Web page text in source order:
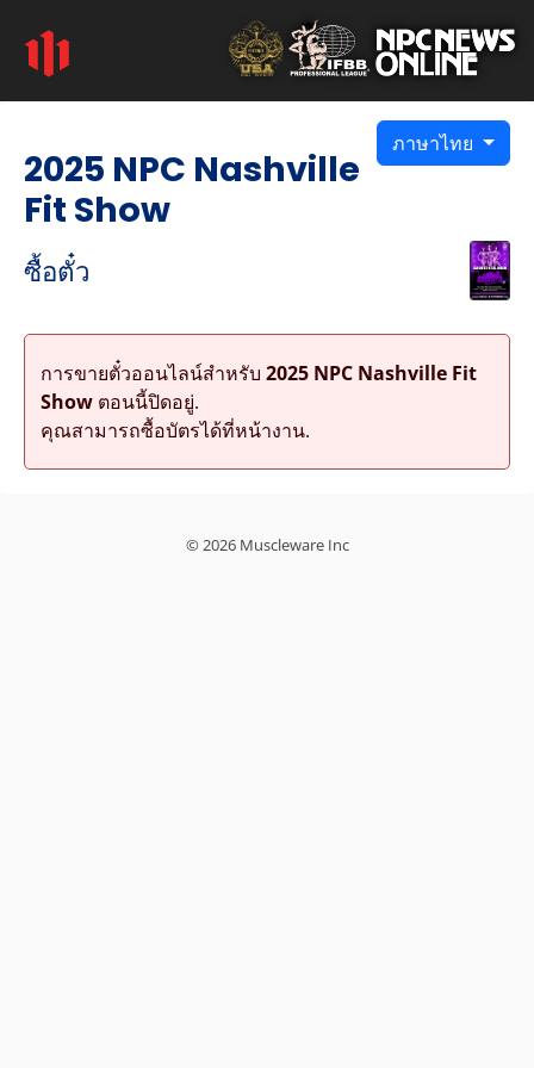
ภาษาไทย
2025 NPC Nashville
Fit Show
ซื้อตั๋ว
การขายตั๋วออนไลน์สำหรับ 2025 NPC Nashville Fit
Showตอนนี้ปิดอยู่.
คุณสามารถซื้อบัตรได้ที่หน้างาน.
© 2026 Muscleware Inc